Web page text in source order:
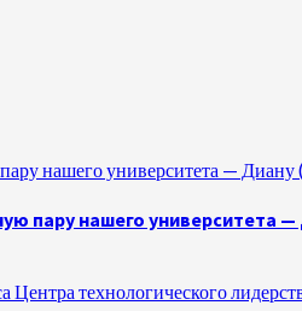
пару нашего университета —
пару нашего
Центра технологического